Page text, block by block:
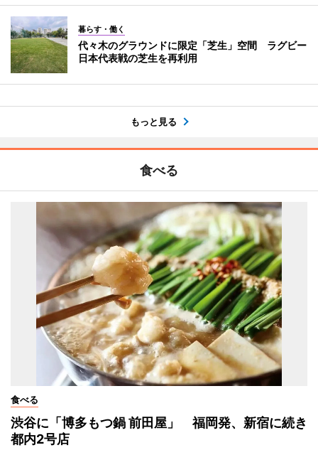
暮らす・働く
代々木のグラウンドに限定「芝生」空間 ラグビー
日本代表戦の芝生を再利用
もっと見る
食べる
食べる
渋谷に「博多もつ鍋 前田屋」 福岡発、新宿に続き
都内2号店